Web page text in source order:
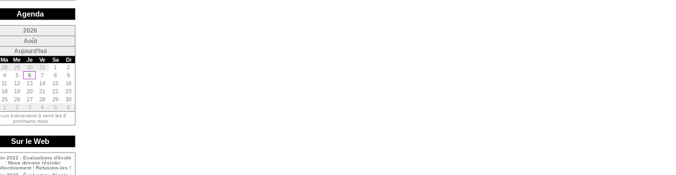
Agenda
2026
Août
Aujourd’hui
Ma Me Je Ve Sa
Di
28
29 30 31 1
2
4
5 6 7 8
9
11
12 13 14 15
16
18
19 20 21 22
23
25
26 27 28 29
30
1
2 3 4 5 6
évènement à venir les 6
prochains mois
Sur le Web
2022 - Evaluations d'école
: Nous devons résister
! Refusons-les !